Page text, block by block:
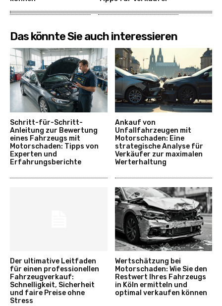
Das könnte Sie auch interessieren
Schritt-für-Schritt-
Anleitung zur Bewertung
eines Fahrzeugs mit
Motorschaden: Tipps von
Experten und
Erfahrungsberichte
Ankauf von
Unfallfahrzeugen mit
Motorschaden: Eine
strategische Analyse für
Verkäufer zur maximalen
Werterhaltung
Der ultimative Leitfaden
für einen professionellen
Fahrzeugverkauf:
Schnelligkeit, Sicherheit
und faire Preise ohne
Stress
Wertschätzung bei
Motorschaden: Wie Sie den
Restwert Ihres Fahrzeugs
in Köln ermitteln und
optimal verkaufen können